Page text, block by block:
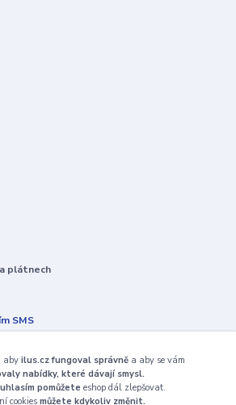
plátnech
SMS
aby ilus.cz fungoval správně a aby se vám
nabídky, které dávají smysl.
pomůžete eshop dál zlepšovat.
cookies můžete kdykoliv změnit.